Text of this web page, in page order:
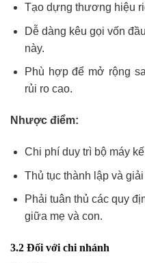
Tạo dựng thương hiệu
Dễ dàng kêu gọi vốn
này.
Phù hợp để mở rộng
rủi ro cao.
Nhược điểm:
Chi phí duy trì bộ máy
Thủ tục thành lập và
Phải tuân thủ các quy
giữa mẹ và con.
3.2 Đối với chi nhánh